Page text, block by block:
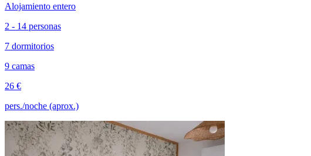
Alojamiento entero
2 - 14 personas
7 dormitorios
9 camas
26 €
pers./noche (aprox.)